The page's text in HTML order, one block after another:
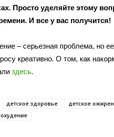
Просто уделяйте этому
И все у вас получится!
– серьезная проблема, но
креативно. О том, как
здесь.
детское здоровье
детское